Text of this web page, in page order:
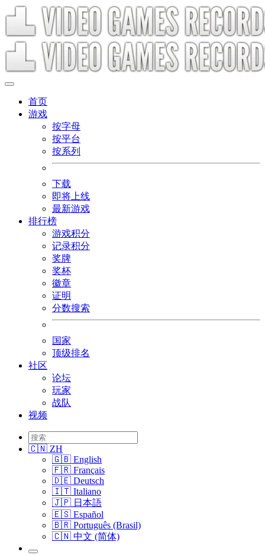
首页
游戏
按字母
按平台
按系列
下载
即将上线
最新游戏
排行榜
游戏积分
记录积分
奖牌
奖杯
徽章
证明
分数搜索
国家
顶级排名
社区
论坛
玩家
战队
视频
🇨🇳 ZH
🇬🇧 English
🇫🇷 Français
🇩🇪 Deutsch
🇮🇹 Italiano
🇯🇵 日本語
🇪🇸 Español
🇧🇷 Português (Brasil)
🇨🇳 中文 (简体)